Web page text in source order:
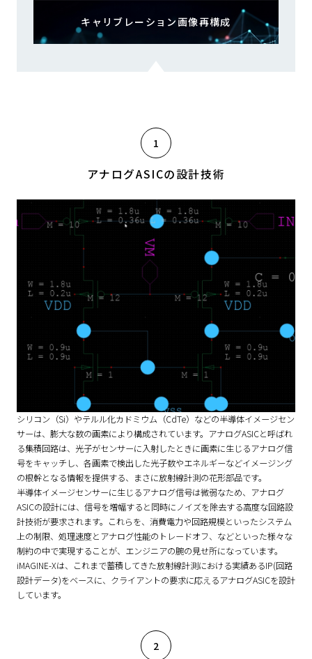
キャリブレーション画像再構成
アナログASICの設計技術
シリコン（Si）やテルル化カドミウム（CdTe）などの半導体イメージセン
サーは、膨大な数の画素により構成されています。アナログASICと呼ばれ
る集積回路は、光子がセンサーに入射したときに画素に生じるアナログ信
号をキャッチし、各画素で検出した光子数やエネルギーなどイメージング
の根幹となる情報を提供する、まさに放射線計測の花形部品です。
半導体イメージセンサーに生じるアナログ信号は微弱なため、アナログ
ASICの設計には、信号を増幅すると同時にノイズを除去する高度な回路設
計技術が要求されます。これらを、消費電力や回路規模といったシステム
上の制限、処理速度とアナログ性能のトレードオフ、などといった様々な
制約の中で実現することが、エンジニアの腕の見せ所になっています。
iMAGINE-Xは、これまで蓄積してきた放射線計測における実績あるIP(回路
設計データ)をベースに、クライアントの要求に応えるアナログASICを設計
しています。